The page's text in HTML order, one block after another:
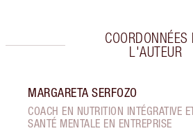
COORDONNÉES
L'AUTEUR
MARGARETA SERFOZO
COACH EN NUTRITION INTÉGRATIVE
SANTÉ MENTALE EN ENTREPRISE